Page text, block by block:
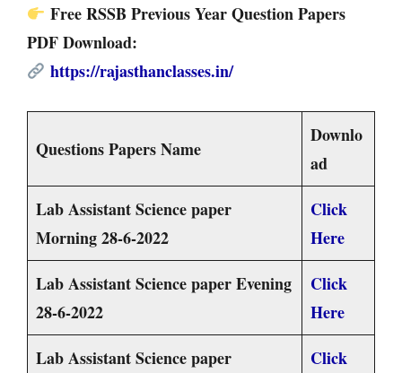
Free RSSB Previous Year Question Papers
PDF Download:
https://rajasthanclasses.in/
Questions Papers Name
Downlo
ad
Lab Assistant Science paper
Morning 28-6-2022
Click
Here
Lab Assistant Science paper Evening
28-6-2022
Click
Here
Lab Assistant Science paper
Click